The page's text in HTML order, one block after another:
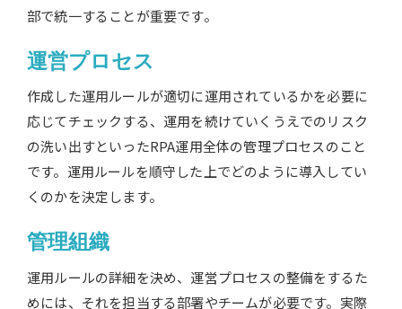
部で統一することが重要です。
運営プロセス
作成した運用ルールが適切に運用されているかを必要に
応じてチェックする、運用を続けていくうえでのリスク
の洗い出すといったRPA運用全体の管理プロセスのこと
です。運用ルールを順守した上でどのように導入してい
くのかを決定します。
管理組織
運用ルールの詳細を決め、運営プロセスの整備をするた
めには、それを担当する部署やチームが必要です。実際